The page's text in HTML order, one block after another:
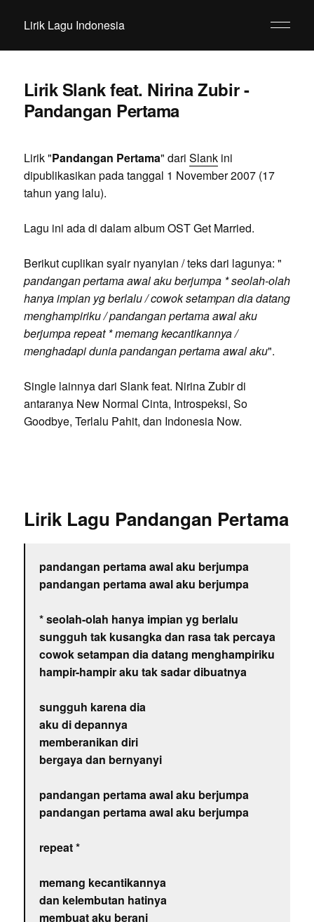
Lirik Lagu Indonesia
Lirik Slank feat. Nirina Zubir -
Pandangan Pertama
Lirik "Pandangan Pertama" dari Slankini
dipublikasikan pada tanggal 1 November 2007 (17
tahun yang lalu).
Lagu ini ada di dalam album OST Get Married.
Berikut cuplikan syair nyanyian / teks dari lagunya: "
pandangan pertama awal aku berjumpa * seolah-olah
hanya impian yg berlalu / cowok setampan dia datang
menghampiriku / pandangan pertama awal aku
berjumpa repeat * memang kecantikannya /
menghadapi dunia pandangan pertama awal aku".
Single lainnya dari Slank feat. Nirina Zubir di
antaranya New Normal Cinta, Introspeksi, So
Goodbye, Terlalu Pahit, dan Indonesia Now.
Lirik Lagu Pandangan Pertama
pandangan pertama awal aku berjumpa
pandangan pertama awal aku berjumpa
* seolah-olah hanya impian yg berlalu
sungguh tak kusangka dan rasa tak percaya
cowok setampan dia datang menghampiriku
hampir-hampir aku tak sadar dibuatnya
sungguh karena dia
aku di depannya
memberanikan diri
bergaya dan bernyanyi
pandangan pertama awal aku berjumpa
pandangan pertama awal aku berjumpa
repeat *
memang kecantikannya
dan kelembutan hatinya
membuat aku berani